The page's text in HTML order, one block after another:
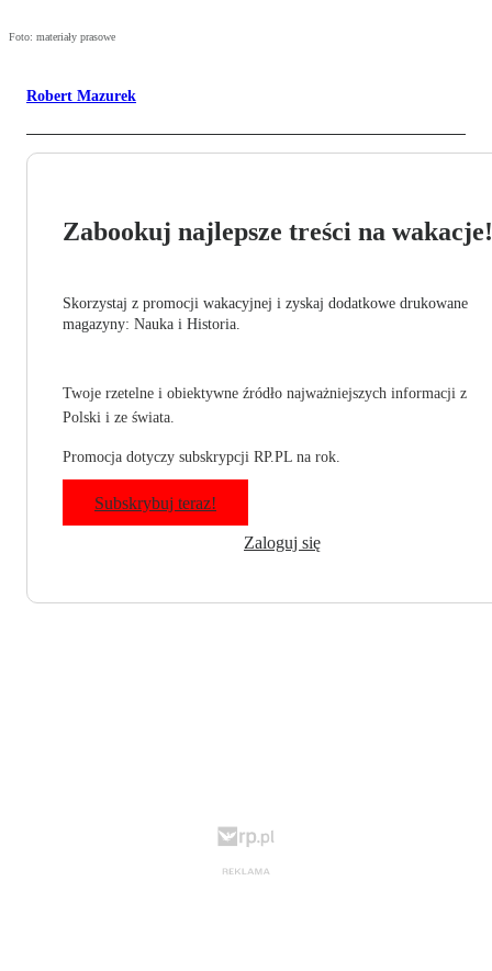
Foto: materiały prasowe
Robert Mazurek
Zabookuj najlepsze treści na wakacje!
Skorzystaj z promocji wakacyjnej i zyskaj dodatkowe drukowane
magazyny: Nauka i Historia.
Twoje rzetelne i obiektywne źródło najważniejszych informacji z
Polski i ze świata.
Promocja dotyczy subskrypcji RP.PL na rok.
Subskrybuj teraz!
Zaloguj się